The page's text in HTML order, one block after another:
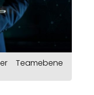
Teamebene